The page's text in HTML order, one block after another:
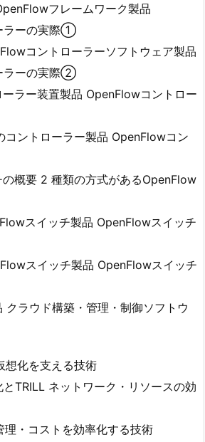
フレームワーク製品
ラーの実際①
コントローラーソフトウェア製品
ラーの実際②
ラー装置製品 OpenFlowコントロー
コントローラー製品 OpenFlowコン
概要 2 種類の方式があるOpenFlow
スイッチ製品 OpenFlowスイッチ
スイッチ製品 OpenFlowスイッチ
ラウド構築・管理・制御ソフトウ
想化を支える技術
TRILL ネットワーク・リソースの効
・コストを効率化する技術